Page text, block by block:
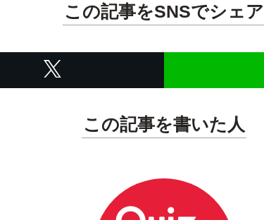
この記事をSNSでシェア
この記事を書いた人